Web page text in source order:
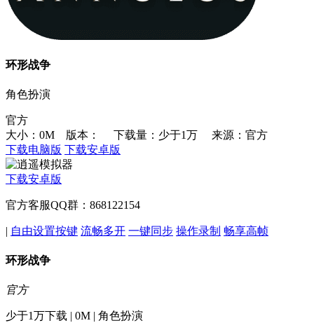
环形战争
角色扮演
官方
大小：0M 版本：
下载量：少于1万
来源：官方
下载电脑版 下载安卓版
下载安卓版
官方客服QQ群：868122154
| 自由设置按键 流畅多开 一键同步 操作录制 畅享高帧
环形战争
官方
少于1万下载 | 0M | 角色扮演